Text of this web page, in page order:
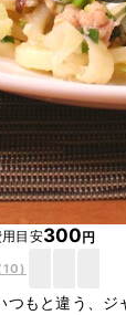
目安300円
10)
つもと違う、